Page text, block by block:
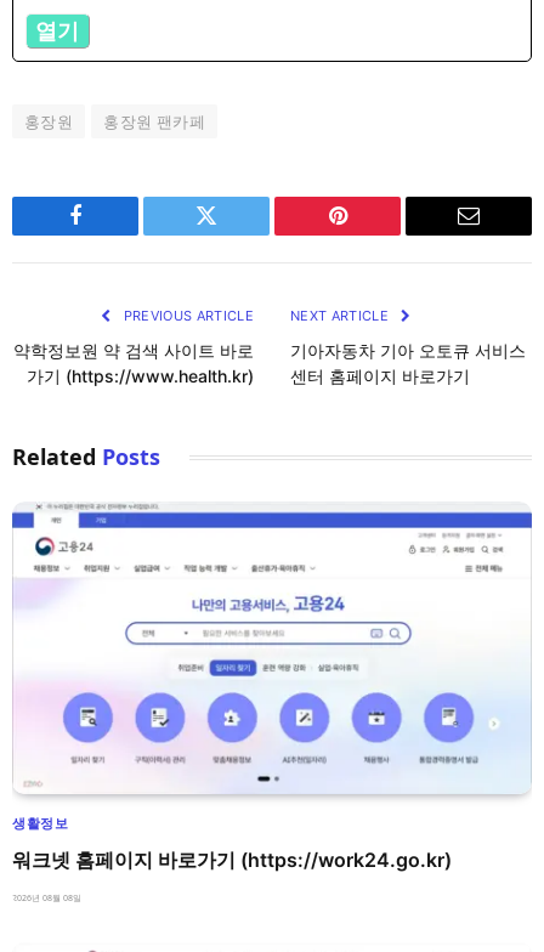
열기
홍장원 홍장원 팬카페
Facebook Twitter Pinterest Email
PREVIOUS ARTICLE
약학정보원 약 검색 사이트 바로
가기 (https://www.health.kr)
NEXT ARTICLE
기아자동차 기아 오토큐 서비스
센터 홈페이지 바로가기
Related Posts
생활정보
워크넷 홈페이지 바로가기 (https://work24.go.kr)
2026년 08월 08일